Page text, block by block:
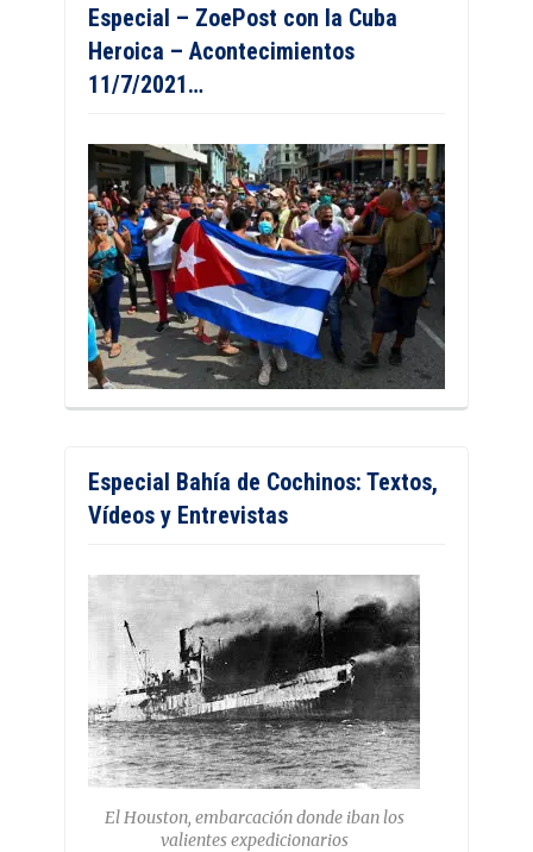
Especial – ZoePost con la Cuba
Heroica – Acontecimientos
11/7/2021…
Especial Bahía de Cochinos: Textos,
Vídeos y Entrevistas
El Houston, embarcación donde iban los
valientes expedicionarios